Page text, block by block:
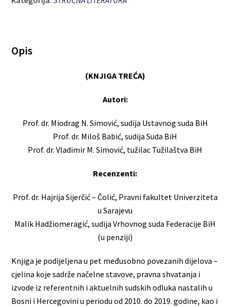
količina
Opis
(KNJIGA TREĆA)
Autori:
Prof. dr. Miodrag N. Simović, sudija Ustavnog suda BiH
Prof. dr. Miloš Babić, sudija Suda BiH
Prof. dr. Vladimir M. Simović, tužilac Tužilaštva BiH
Recenzenti:
Prof. dr. Hajrija Sijerčić – Čolić, Pravni fakultet Univerziteta
u Sarajevu
Malik Hadžiomeragić, sudija Vrhovnog suda Federacije BiH
(u penziji)
Knjiga je podijeljena u pet međusobno povezanih dijelova –
cjelina koje sadrže načelne stavove, pravna shvatanja i
izvode iz referentnih i aktuelnih sudskih odluka nastalih u
Bosni i Hercegovini u periodu od 2010. do 2019. godine, kao i